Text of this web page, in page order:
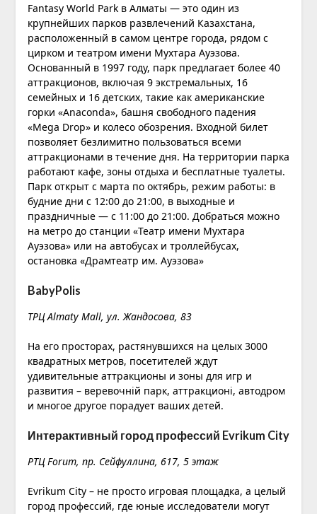
Fantasy World Park в Алматы — это один из
крупнейших парков развлечений Казахстана,
расположенный в самом центре города, рядом с
цирком и театром имени Мухтара Ауэзова.
Основанный в 1997 году, парк предлагает более 40
аттракционов, включая 9 экстремальных, 16
семейных и 16 детских, такие как американские
горки «Anaconda», башня свободного падения
«Mega Drop» и колесо обозрения. Входной билет
позволяет безлимитно пользоваться всеми
аттракционами в течение дня. На территории парка
работают кафе, зоны отдыха и бесплатные туалеты.
Парк открыт с марта по октябрь, режим работы: в
будние дни с 12:00 до 21:00, в выходные и
праздничные — с 11:00 до 21:00. Добраться можно
на метро до станции «Театр имени Мухтара
Ауэзова» или на автобусах и троллейбусах,
остановка «Драмтеатр им. Ауэзова»
BabyPolis
ТРЦ Almaty Mall, ул. Жандосова, 83
На его просторах, растянувшихся на целых 3000
квадратных метров, посетителей ждут
удивительные аттракционы и зоны для игр и
развития – веревочній парк, аттракционі, автодром
и многое другое порадует ваших детей.
Интерактивный город профессий Evrikum City
РТЦ Forum, ​пр. Сейфуллина, 617, ​5 этаж
Evrikum City – не просто игровая площадка, а целый
город профессий, где юные исследователи могут